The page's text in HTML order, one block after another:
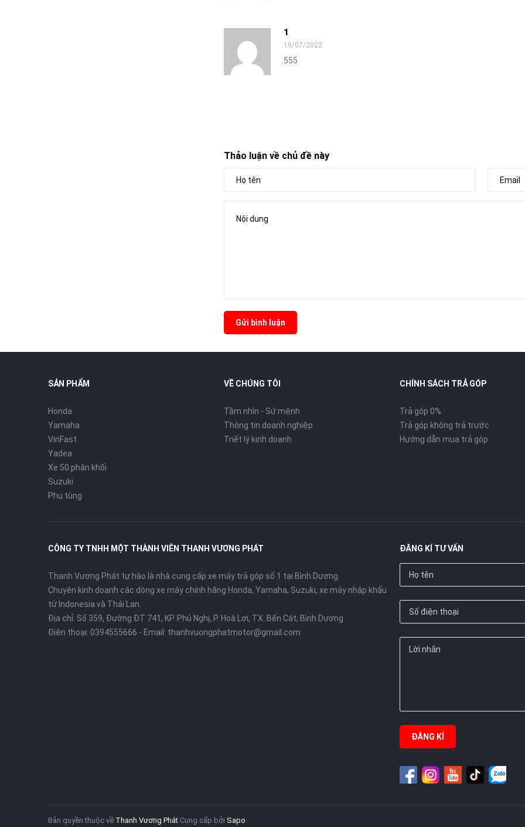
1
19/07/2022
555
Thảo luận về chủ đề này
Gửi bình luận
SẢN PHẨM
Honda
Yamaha
VinFast
Yadea
Xe 50 phân khối
Suzuki
Phụ tùng
VỀ CHÚNG TÔI
Tầm nhìn - Sứ mệnh
Thông tin doanh nghiệp
Triết lý kinh doanh
CHÍNH SÁCH TRẢ GÓP
Trả góp 0%
Trả góp không trả trước
Hướng dẫn mua trả góp
CÔNG TY TNHH MỘT THÀNH VIÊN THANH VƯƠNG PHÁT
Thanh Vương Phát tự hào là nhà cung cấp xe máy trả góp số 1 tại Bình Dương.
Chuyên kinh doanh các dòng xe máy chính hãng Honda, Yamaha, Suzuki, xe máy nhập khẩu
từ Indonesia và Thái Lan.
Địa chỉ: Số 359, Đường ĐT 741, KP. Phú Nghị, P. Hoà Lợi, TX. Bến Cát, Bình Dương
Điện thoại: 0394555666 - Email: thanhvuongphatmotor@gmail.com
ĐĂNG KÍ TƯ VẤN
ĐĂNG KÍ
Bản quyền thuộc về Thanh Vương Phát Cung cấp bởi Sapo